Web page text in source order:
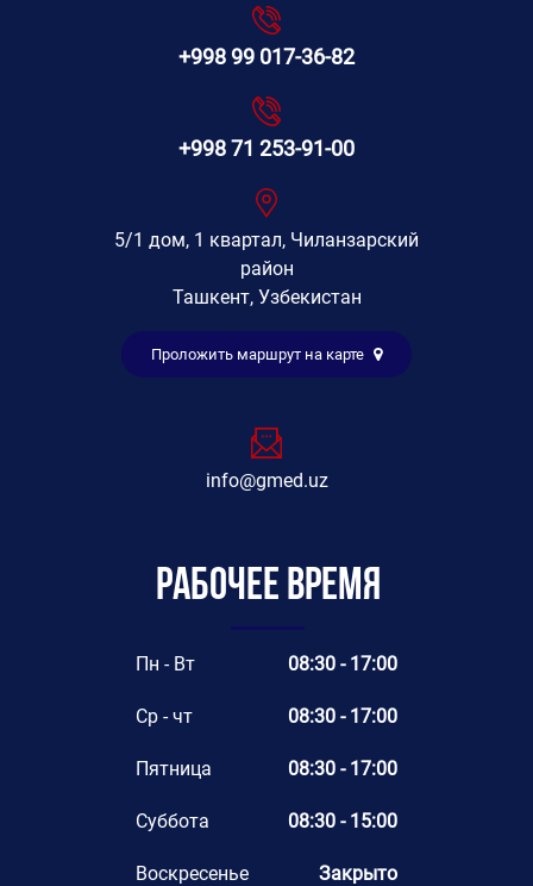
+998 99 017-36-82
+998 71 253-91-00
5/1 дом, 1 квартал, Чиланзарский
район
Ташкент, Узбекистан
Проложить маршрут на карте
info@gmed.uz
Рабочее время
Пн - Вт 08:30 - 17:00
Ср - чт 08:30 - 17:00
Пятница 08:30 - 17:00
Суббота 08:30 - 15:00
Воскресенье Закрыто